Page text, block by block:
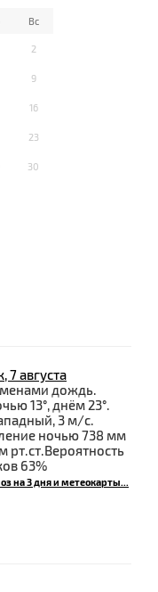
Вс
2
9
16
23
30
7 августа
дождь.
13°, днём 23°.
3 м/с.
ночью 738 мм
рт.ст.Вероятность
63%
на 3 дня и метеокарты...